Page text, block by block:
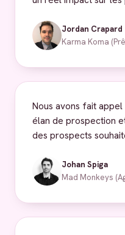
Jordan Crapard
Karma Koma
Nous avons fait
élan de prospection
des prospects
Johan Spiga
Mad Monkeys